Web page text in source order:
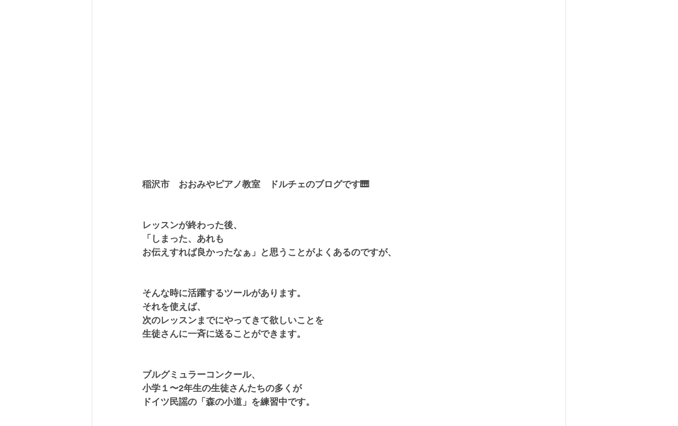
稲沢市　おおみやピアノ教室　ドルチェのブログです🎹
レッスンが終わった後、
「しまった、あれも
お伝えすれば良かったなぁ」と思うことがよくあるのですが、
そんな時に活躍するツールがあります。
それを使えば、
次のレッスンまでにやってきて欲しいことを
生徒さんに一斉に送ることができます。
ブルグミュラーコンクール、
小学１〜2年生の生徒さんたちの多くが
ドイツ民謡の「森の小道」を練習中です。